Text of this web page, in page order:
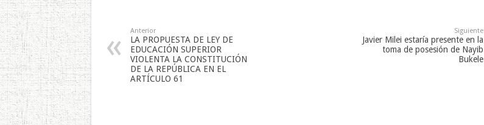
Anterior
LA PROPUESTA DE LEY DE
EDUCACIÓN SUPERIOR
VIOLENTA LA CONSTITUCIÓN
DE LA REPÚBLICA EN EL
ARTÍCULO 61
Siguiente
Javier Milei estaría presente en la
toma de posesión de Nayib
Bukele